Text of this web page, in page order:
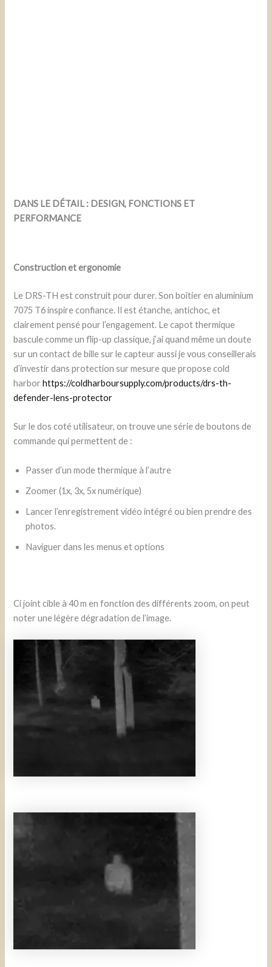
DANS LE DÉTAIL : DESIGN, FONCTIONS ET
PERFORMANCE
Construction et ergonomie
Le DRS-TH est construit pour durer. Son boîtier en aluminium
7075 T6 inspire confiance. Il est étanche, antichoc, et
clairement pensé pour l’engagement. Le capot thermique
bascule comme un flip-up classique, j’ai quand même un doute
sur un contact de bille sur le capteur aussi je vous conseillerais
d’investir dans protection sur mesure que propose cold
harborhttps://coldharboursupply.com/products/drs-th-
defender-lens-protector
Sur le dos coté utilisateur, on trouve une série de boutons de
commande qui permettent de :
Passer d’un mode thermique à l’autre
Zoomer (1x, 3x, 5x numérique)
Lancer l’enregistrement vidéo intégré ou bien prendre des
photos.
Naviguer dans les menus et options
Ci joint cible à 40 m en fonction des différents zoom, on peut
noter une légère dégradation de l’image.